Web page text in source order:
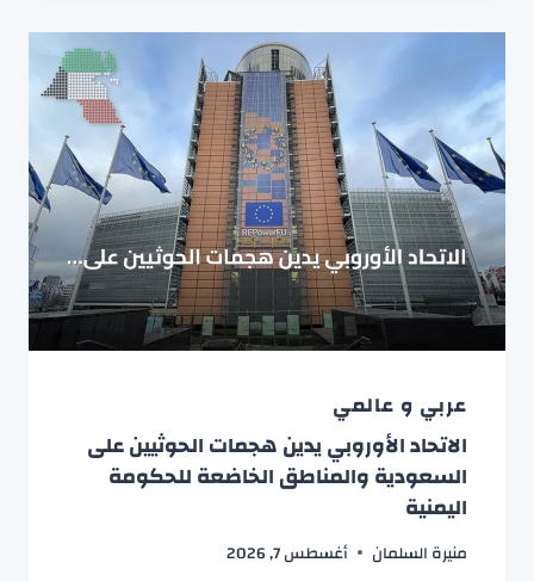
عربي و عالمي
الاتحاد الأوروبي يدين هجمات الحوثيين على
السعودية والمناطق الخاضعة للحكومة
اليمنية
منيرة السلمان أغسطس 7, 2026